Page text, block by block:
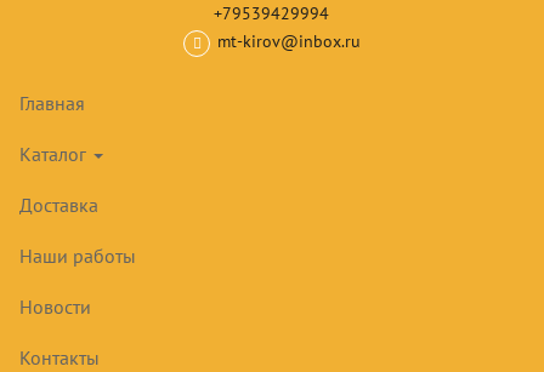
+79539429994
mt-kirov@inbox.ru
Главная
Каталог
Доставка
Наши работы
Новости
Контакты